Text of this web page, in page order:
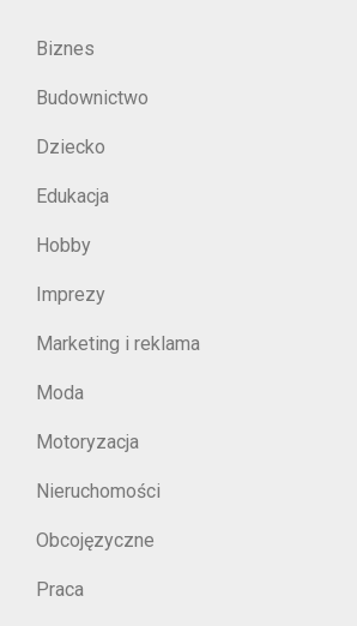
Biznes
Budownictwo
Dziecko
Edukacja
Hobby
Imprezy
Marketing i reklama
Moda
Motoryzacja
Nieruchomości
Obcojęzyczne
Praca